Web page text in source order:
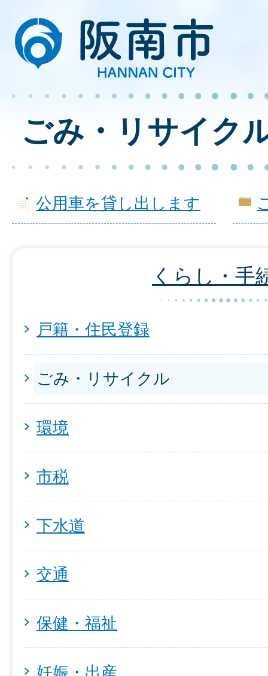
ごみ・リサイク
公用車を貸し出します
くらし・手
戸籍・住民登録
ごみ・リサイクル
環境
市税
下水道
交通
保健・福祉
妊娠・出産